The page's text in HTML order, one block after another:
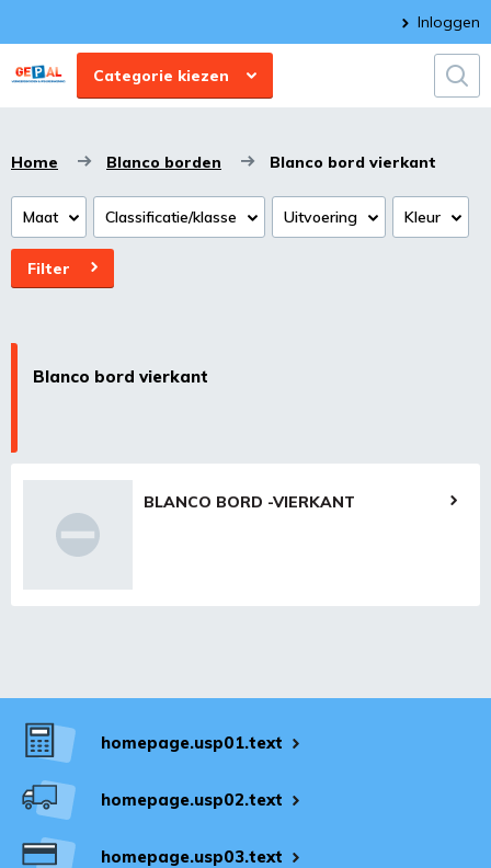
Inloggen
Categorie kiezen
Home Blanco borden Blanco bord vierkant
Maat Classificatie/klasse Uitvoering Kleur
Filter
Blanco bord vierkant
BLANCO BORD -VIERKANT
homepage.usp01.text
homepage.usp02.text
homepage.usp03.text